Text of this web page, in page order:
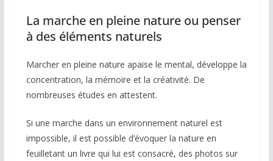
La marche en pleine nature ou penser
à des éléments naturels
Marcher en pleine nature apaise le mental, développe la
concentration, la mémoire et la créativité. De
nombreuses études en attestent.
Si une marche dans un environnement naturel est
impossible, il est possible d’évoquer la nature en
feuilletant un livre qui lui est consacré, des photos sur